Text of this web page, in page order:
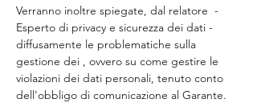
Verranno inoltre spiegate, dal relatore -
Esperto di privacy e sicurezza dei dati -
diffusamente le problematiche sulla
gestione dei , ovvero su come gestire le
violazioni dei dati personali, tenuto conto
dell'obbligo di comunicazione al Garante.